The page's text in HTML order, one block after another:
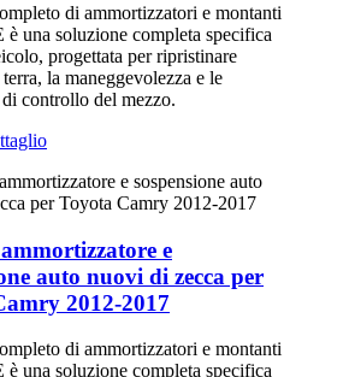
di ammortizzatori e montanti
una soluzione completa specifica
progettata per ripristinare
la maneggevolezza e le
controllo del mezzo.
e
auto nuovi di zecca per
2012-2017
di ammortizzatori e montanti
una soluzione completa specifica